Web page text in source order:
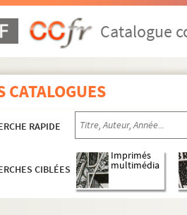
Catalogue
CATALOGUES
RAPIDE
CIBLÉES
Imprimés
multimédia
de maison, blanc, trousseaux
de confection et de prêt-à-
Paris